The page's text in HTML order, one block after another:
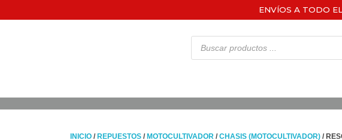
ENVÍOS A TODO
INICIO / REPUESTOS / MOTOCULTIVADOR / CHASIS (MOTOCULTIVADOR) /